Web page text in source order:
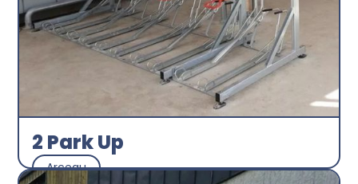
2 Park Up
Arceau